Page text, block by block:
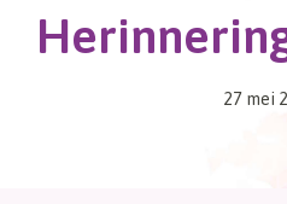
27 mei